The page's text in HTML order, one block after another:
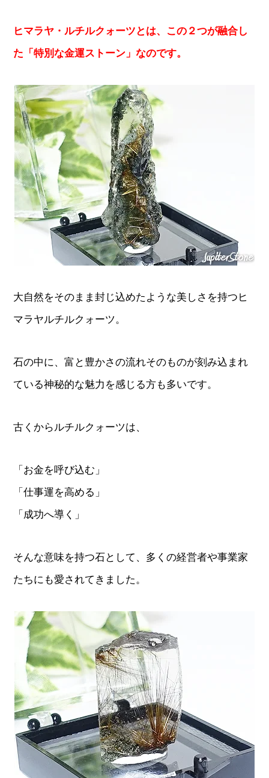
ヒマラヤ・ルチルクォーツとは、この２つが融合し
た「特別な金運ストーン」なのです。
大自然をそのまま封じ込めたような美しさを持つヒ
マラヤルチルクォーツ。
石の中に、富と豊かさの流れそのものが刻み込まれ
ている神秘的な魅力を感じる方も多いです。
古くからルチルクォーツは、
「お金を呼び込む」
「仕事運を高める」
「成功へ導く」
そんな意味を持つ石として、多くの経営者や事業家
たちにも愛されてきました。